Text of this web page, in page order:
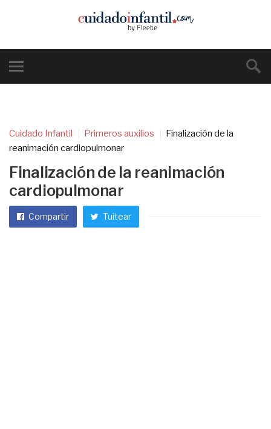
Cuidado Infantil Primeros auxilios
Finalización de la
reanimación cardiopulmonar
Finalización de la reanimación
cardiopulmonar
Compartir Tuitear